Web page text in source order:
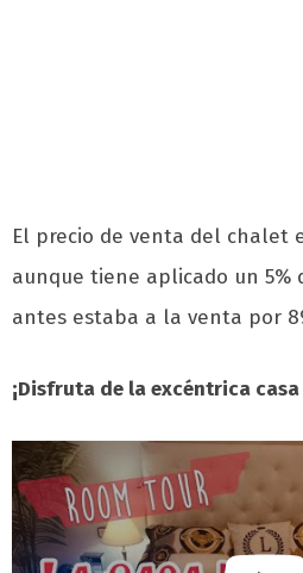
El precio de venta del chalet
aunque tiene aplicado un 5%
antes estaba a la venta por
¡Disfruta de la excéntrica